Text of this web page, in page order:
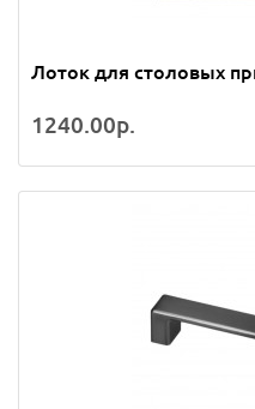
Лоток для столовых
1240.00р.